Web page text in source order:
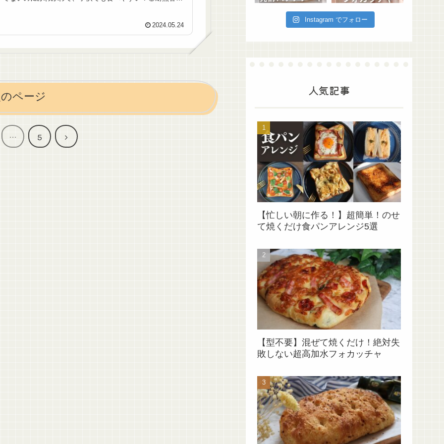
2024.05.24
ページ
… 5
次
Instagram でフォロー
人気記事
【忙しい朝に作る！】超簡単！のせ
て焼くだけ食パンアレンジ5選
【型不要】混ぜて焼くだけ！絶対失
敗しない超高加水フォカッチャ